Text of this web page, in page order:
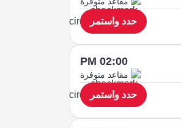
حدد واستمر
02:00 PM
مقاعد متوفرة
حدد واستمر